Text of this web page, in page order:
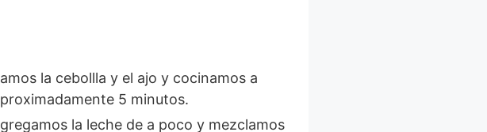
5 minutos.